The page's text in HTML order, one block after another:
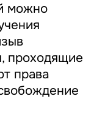
можно
проходящие
права